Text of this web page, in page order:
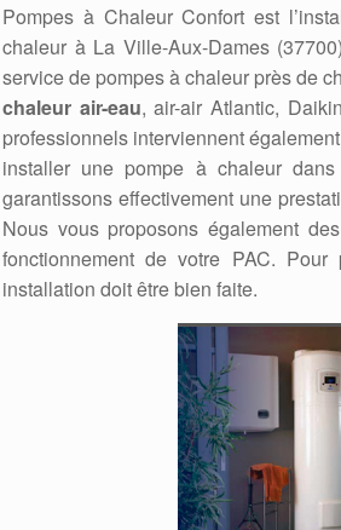
Pompes à Chaleur Confort est
chaleur à La Ville-Aux-Dames
service de pompes à chaleur près de
chaleur air-eau, air-air Atlantic,
professionnels interviennent
installer une pompe à chaleur
garantissons effectivement une
Nous vous proposons également
fonctionnement de votre PAC.
installation doit être bien faite.